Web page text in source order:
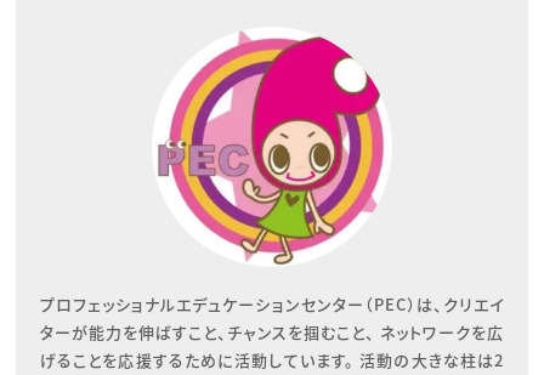
プロフェッショナルエデュケーションセンター（PEC）は、クリエイ
ターが能力を伸ばすこと、チャンスを掴むこと、 ネットワークを広
げることを応援するために活動しています。 活動の大きな柱は2